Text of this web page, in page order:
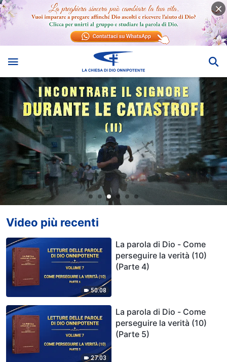
Video più recenti
50:08
La parola di Dio - Come
perseguire la verità (10)
(Parte 4)
27:03
La parola di Dio - Come
perseguire la verità (10)
(Parte 5)